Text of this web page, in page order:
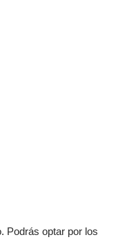
Podrás optar por los